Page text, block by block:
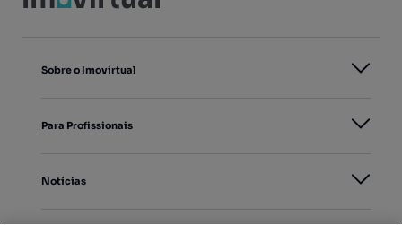
Sobre o Imovirtual
Para Profissionais
Notícias